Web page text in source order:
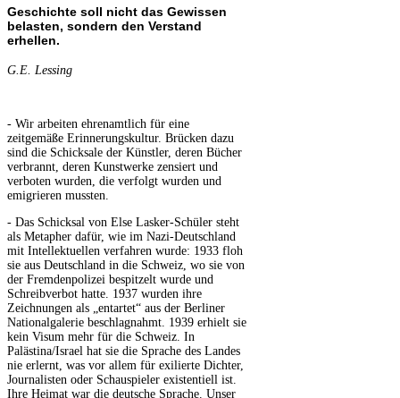
Geschichte soll nicht das Gewissen
belasten, sondern den Verstand
erhellen.
G.E. Lessing
- Wir arbeiten ehrenamtlich für eine
zeitgemäße Erinnerungskultur. Brücken dazu
sind die Schicksale der Künstler, deren Bücher
verbrannt, deren Kunstwerke zensiert und
verboten wurden, die verfolgt wurden und
emigrieren mussten.
- Das Schicksal von Else Lasker-Schüler steht
als Metapher dafür, wie im Nazi-Deutschland
mit Intellektuellen verfahren wurde: 1933 floh
sie aus Deutschland in die Schweiz, wo sie von
der Fremdenpolizei bespitzelt wurde und
Schreibverbot hatte. 1937 wurden ihre
Zeichnungen als „entartet“ aus der Berliner
Nationalgalerie beschlagnahmt. 1939 erhielt sie
kein Visum mehr für die Schweiz. In
Palästina/Israel hat sie die Sprache des Landes
nie erlernt, was vor allem für exilierte Dichter,
Journalisten oder Schauspieler existentiell ist.
Ihre Heimat war die deutsche Sprache. Unser